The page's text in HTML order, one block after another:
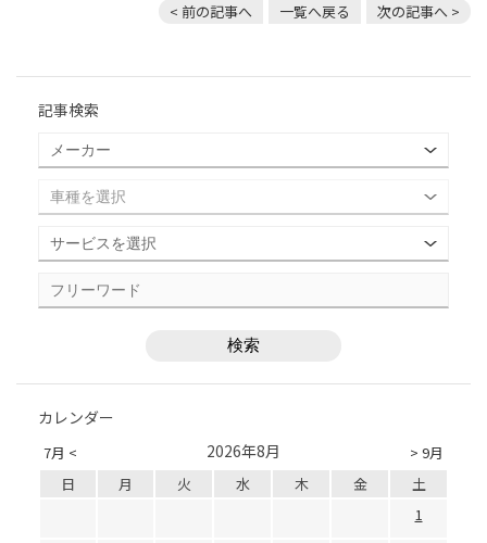
< 前の記事へ 一覧へ戻る 次の記事へ >
記事検索
カレンダー
7月 < > 9月
2026年8月
日 月 火 水 木 金
土
1